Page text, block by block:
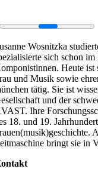
Wosnitzka
sich schon
Heute ist
und Musik sowie
tätig. Sie ist
und der
Ihre
18. und 19.
bringt sie in